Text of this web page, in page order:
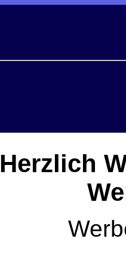
Herzlich